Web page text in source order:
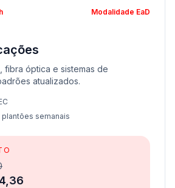
Modalidade EaD
fibra óptica e sistemas de
atualizados.
semanais